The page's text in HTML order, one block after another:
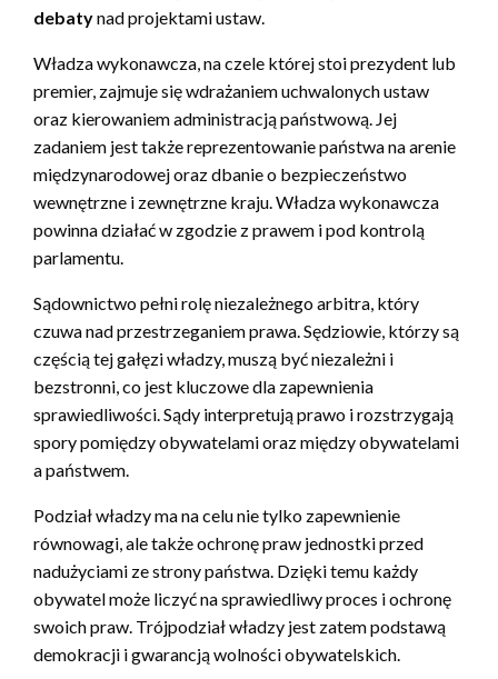
debatynad projektami ustaw.
Władza wykonawcza, na czele której stoi prezydent lub
premier, zajmuje się wdrażaniem uchwalonych ustaw
oraz kierowaniem administracją państwową. Jej
zadaniem jest także reprezentowanie państwa na arenie
międzynarodowej oraz dbanie o bezpieczeństwo
wewnętrzne i zewnętrzne kraju. Władza wykonawcza
powinna działać w zgodzie z prawem i pod kontrolą
parlamentu.
Sądownictwo pełni rolę niezależnego arbitra, który
czuwa nad przestrzeganiem prawa. Sędziowie, którzy są
częścią tej gałęzi władzy, muszą być niezależni i
bezstronni, co jest kluczowe dla zapewnienia
sprawiedliwości. Sądy interpretują prawo i rozstrzygają
spory pomiędzy obywatelami oraz między obywatelami
a państwem.
Podział władzy ma na celu nie tylko zapewnienie
równowagi, ale także ochronę praw jednostki przed
nadużyciami ze strony państwa. Dzięki temu każdy
obywatel może liczyć na sprawiedliwy proces i ochronę
swoich praw. Trójpodział władzy jest zatem podstawą
demokracji i gwarancją wolności obywatelskich.